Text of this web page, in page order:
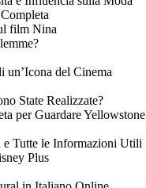
film Nina
del Cinema
State Realizzate?
per Guardare Yellowstone
e Tutte le Informazioni Utili
Plus